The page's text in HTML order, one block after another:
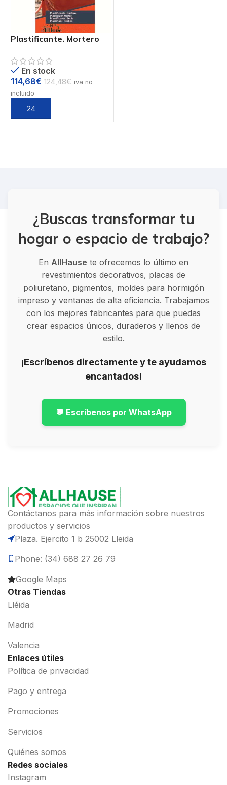
Plastificante. Mortero
En stock
114,68€ 124,48€ iva no
incluido
¿Buscas transformar tu
hogar o espacio de trabajo?
En AllHause te ofrecemos lo último en
revestimientos decorativos, placas de
poliuretano, pigmentos, moldes para hormigón
impreso y ventanas de alta eficiencia. Trabajamos
con los mejores fabricantes para que puedas
crear espacios únicos, duraderos y llenos de
estilo.
¡Escríbenos directamente y te ayudamos
encantados!
💬 Escríbenos por WhatsApp
Contáctanos para más información sobre nuestros
productos y servicios
Plaza. Ejercito 1 b 25002 Lleida
Phone: (34) 688 27 26 79
Google Maps
Otras Tiendas
Lléida
Madrid
Valencia
Enlaces útiles
Política de privacidad
Pago y entrega
Promociones
Servicios
Quiénes somos
Redes sociales
Instagram